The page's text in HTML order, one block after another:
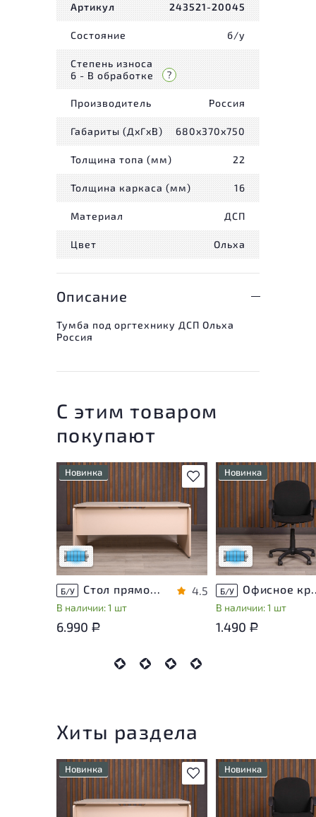
Артикул 243521-20045
Состояние б/у
Степень износа
6 - В обработке
Производитель Россия
Габариты (ДxГxВ) 680x370x750
Толщина топа (мм) 22
Толщина каркаса (мм) 16
Материал ДСП
Цвет Ольха
Описание
Тумба под оргтехнику ДСП Ольха
Россия
С этим товаром
покупают
В избранное
Новинка
приближено к новому, могут
присутствовать
незначительные следы
эксплуатации
Низкая степень износа
Б/У Стол прямоугольный Accord ДСП Дуб Россия
В наличии: 1 шт
4.5
6.990 Р
Новинка
Состояние товара
приближено к
присутствовать
незначительные
эксплуатации
Низкая степень
Б/У Офисное
В наличии: 1 шт
1.490 Р
Хиты раздела
В избранное
Новинка
приближено к новому, могут
присутствовать
Новинка
Состояние товара
приближено к
присутствовать